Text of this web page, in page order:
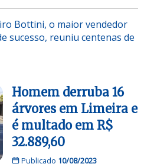
Bottini, o maior vendedor
sucesso, reuniu centenas de
Homem derruba 16
árvores em Limeira e
é multado em R$
32.889,60
Publicado 10/08/2023